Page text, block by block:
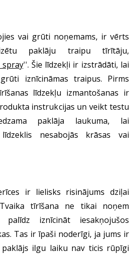
vai grūti noņemams, ir vērts
paklāju traipu tīrītāju,
spray''. Šie līdzekļi ir izstrādāti, lai
iznīcināmas traipus. Pirms
līdzekļu izmantošanas ir
instrukcijas un veikt testu
paklāja laukuma, lai
nesabojās krāsas vai
ir lielisks risinājums dziļai
tīrīšana ne tikai noņem
iznīcināt iesakņojušos
Tas ir īpaši noderīgi, ja jums ir
ilgu laiku nav ticis rūpīgi